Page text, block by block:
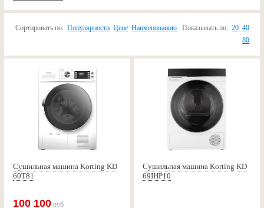
Сортировать по: Популярности Цене Наименованию Показывать по: 20 40
80
Сушильная машина Korting KD
60T81
100 100руб
Сушильная машина Korting KD
69IHP10